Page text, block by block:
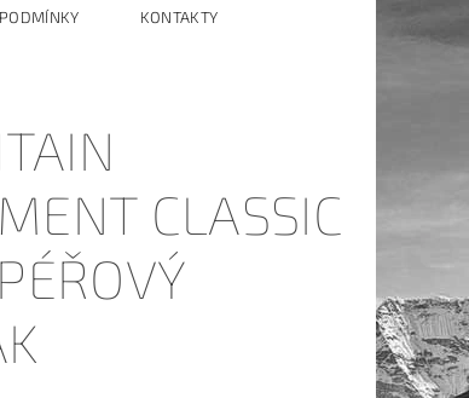
KONTAKTY
CLASSIC